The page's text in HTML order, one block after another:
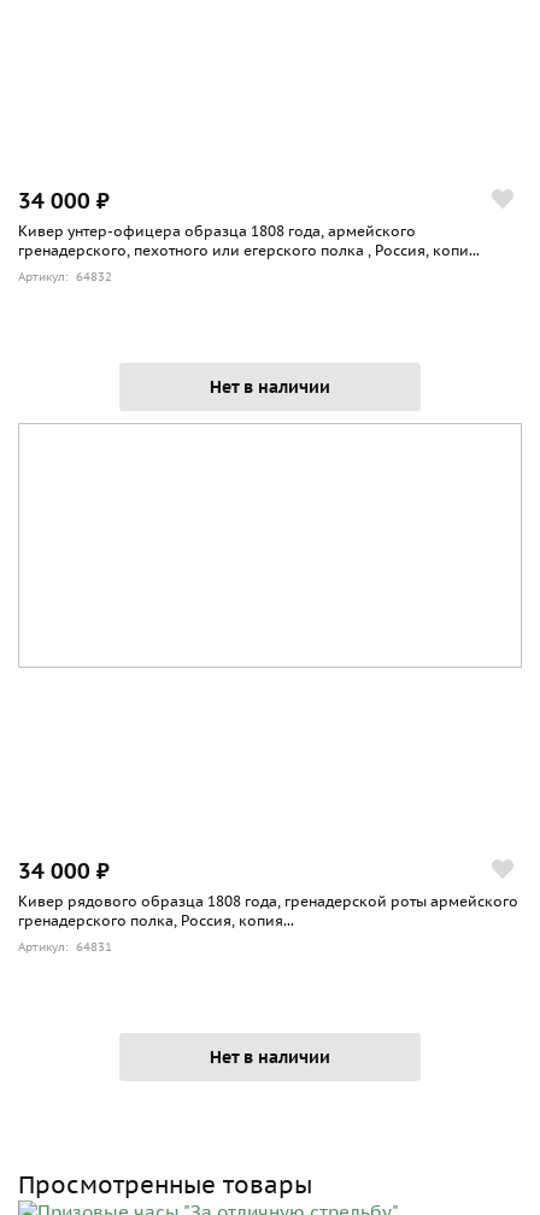
34 000 ₽
Кивер унтер-офицера образца 1808 года, армейского
гренадерского, пехотного или егерского полка , Россия, копи...
Артикул: 64832
Нет в наличии
34 000 ₽
Кивер рядового образца 1808 года, гренадерской роты армейского
гренадерского полка, Россия, копия...
Артикул: 64831
Нет в наличии
Просмотренные товары